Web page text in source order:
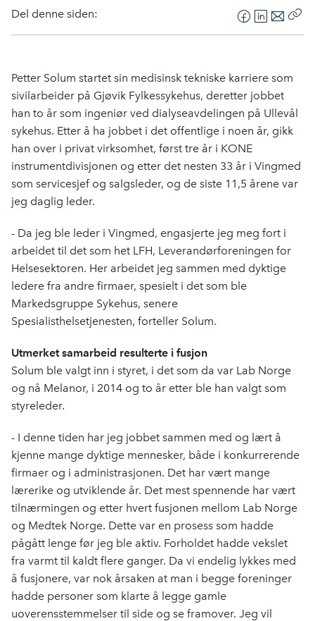
Del denne siden:
F
a
e
b
k
L
i
k
e
d
E
-
o
s
t
Petter Solum startet sin medisinsk tekniske karriere som
sivilarbeider på Gjøvik Fylkessykehus, deretter jobbet
han to år som ingeniør ved dialyseavdelingen på Ullevål
sykehus. Etter å ha jobbet i det offentlige i noen år, gikk
han over i privat virksomhet, først tre år i KONE
instrumentdivisjonen og etter det nesten 33 år i Vingmed
som servicesjef og salgsleder, og de siste 11,5 årene var
jeg daglig leder.
- Da jeg ble leder i Vingmed, engasjerte jeg meg fort i
arbeidet til det som het LFH, Leverandørforeningen for
Helsesektoren. Her arbeidet jeg sammen med dyktige
ledere fra andre firmaer, spesielt i det som ble
Markedsgruppe Sykehus, senere
Spesialisthelsetjenesten, forteller Solum.
Utmerket samarbeid resulterte i fusjon
Solum ble valgt inn i styret, i det som da var Lab Norge
og nå Melanor, i 2014 og to år etter ble han valgt som
styreleder.
- I denne tiden har jeg jobbet sammen med og lært å
kjenne mange dyktige mennesker, både i konkurrerende
firmaer og i administrasjonen. Det har vært mange
lærerike og utviklende år. Det mest spennende har vært
tilnærmingen og etter hvert fusjonen mellom Lab Norge
og Medtek Norge. Dette var en prosess som hadde
pågått lenge før jeg ble aktiv. Forholdet hadde vekslet
fra varmt til kaldt flere ganger. Da vi endelig lykkes med
å fusjonere, var nok årsaken at man i begge foreninger
hadde personer som klarte å legge gamle
uoverensstemmelser til side og se framover. Jeg vil